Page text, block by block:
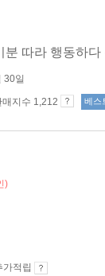
분 따라 행동하다
30일
매지수 1,212 베스
)
적립